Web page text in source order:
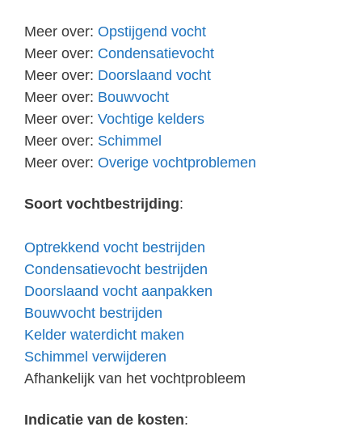
Meer over: Opstijgend vocht
Meer over: Condensatievocht
Meer over: Doorslaand vocht
Meer over: Bouwvocht
Meer over: Vochtige kelders
Meer over: Schimmel
Meer over: Overige vochtproblemen
Soort vochtbestrijding:
Optrekkend vocht bestrijden
Condensatievocht bestrijden
Doorslaand vocht aanpakken
Bouwvocht bestrijden
Kelder waterdicht maken
Schimmel verwijderen
Afhankelijk van het vochtprobleem
Indicatie van de kosten: